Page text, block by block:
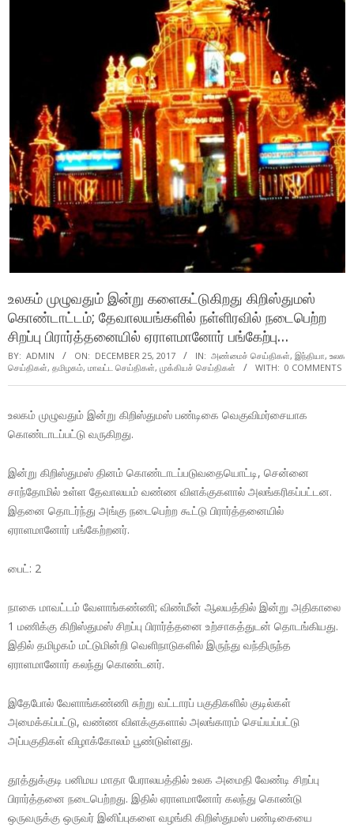
உலகம் முழுவதும் இன்று களைகட்டுகிறது கிறிஸ்துமஸ்
கொண்டாட்டம்; தேவாலயங்களில் நள்ளிரவில் நடைபெற்ற
சிறப்பு பிரார்த்தனையில் ஏராளமானோர் பங்கேற்பு…
BY: ADMIN ON: DECEMBER 25, 2017 IN: அண்மைச் செய்திகள், இந்தியா, உலக
செய்திகள், தமிழகம், மாவட்ட செய்திகள், முக்கியச் செய்திகள் WITH: 0 COMMENTS
உலகம் முழுவதும் இன்று கிறிஸ்துமஸ் பண்டிகை வெகுவிமர்சையாக
கொண்டாடப்பட்டு வருகிறது.
இன்று கிறிஸ்துமஸ் தினம் கொண்டாடப்படுவதையொட்டி, சென்னை
சாந்தோமில் உள்ள தேவாலயம் வண்ண விளக்குகளால் அலங்கரிகப்பட்டன.
இதனை தொடர்ந்து அங்கு நடைபெற்ற கூட்டு பிரார்த்தனையில்
ஏராளமானோர் பங்கேற்றனர்.
பைட்: 2
நாகை மாவட்டம் வேளாங்கண்ணி; விண்மீன் ஆலயத்தில் இன்று அதிகாலை
1 மணிக்கு கிறிஸ்துமஸ் சிறப்பு பிரார்த்தனை உற்சாகத்துடன் தொடங்கியது.
இதில் தமிழகம் மட்டுமின்றி வெளிநாடுகளில் இருந்து வந்திருந்த
ஏராளமானோர் கலந்து கொண்டனர்.
இதேபோல் வேளாங்கண்ணி சுற்று வட்டாரப் பகுதிகளில் குடில்கள்
அமைக்கப்பட்டு, வண்ண விளக்குகளால் அலங்காரம் செய்யப்பட்டு
அப்பகுதிகள் விழாக்கோலம் பூண்டுள்ளது.
தூத்துக்குடி பனிமய மாதா பேராலயத்தில் உலக அமைதி வேண்டி சிறப்பு
பிரார்த்தனை நடைபெற்றது. இதில் ஏராளமானோர் கலந்து கொண்டு
ஒருவருக்கு ஒருவர் இனிப்புகளை வழங்கி கிறிஸ்துமஸ் பண்டிகையை